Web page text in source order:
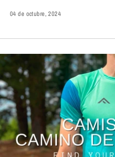
04 de octubre, 2024